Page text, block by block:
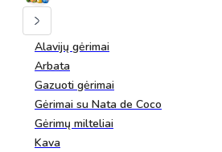
Alavijų gėrimai
Arbata
Gazuoti gėrimai
Gėrimai su Nata de Coco
Gėrimų milteliai
Kava